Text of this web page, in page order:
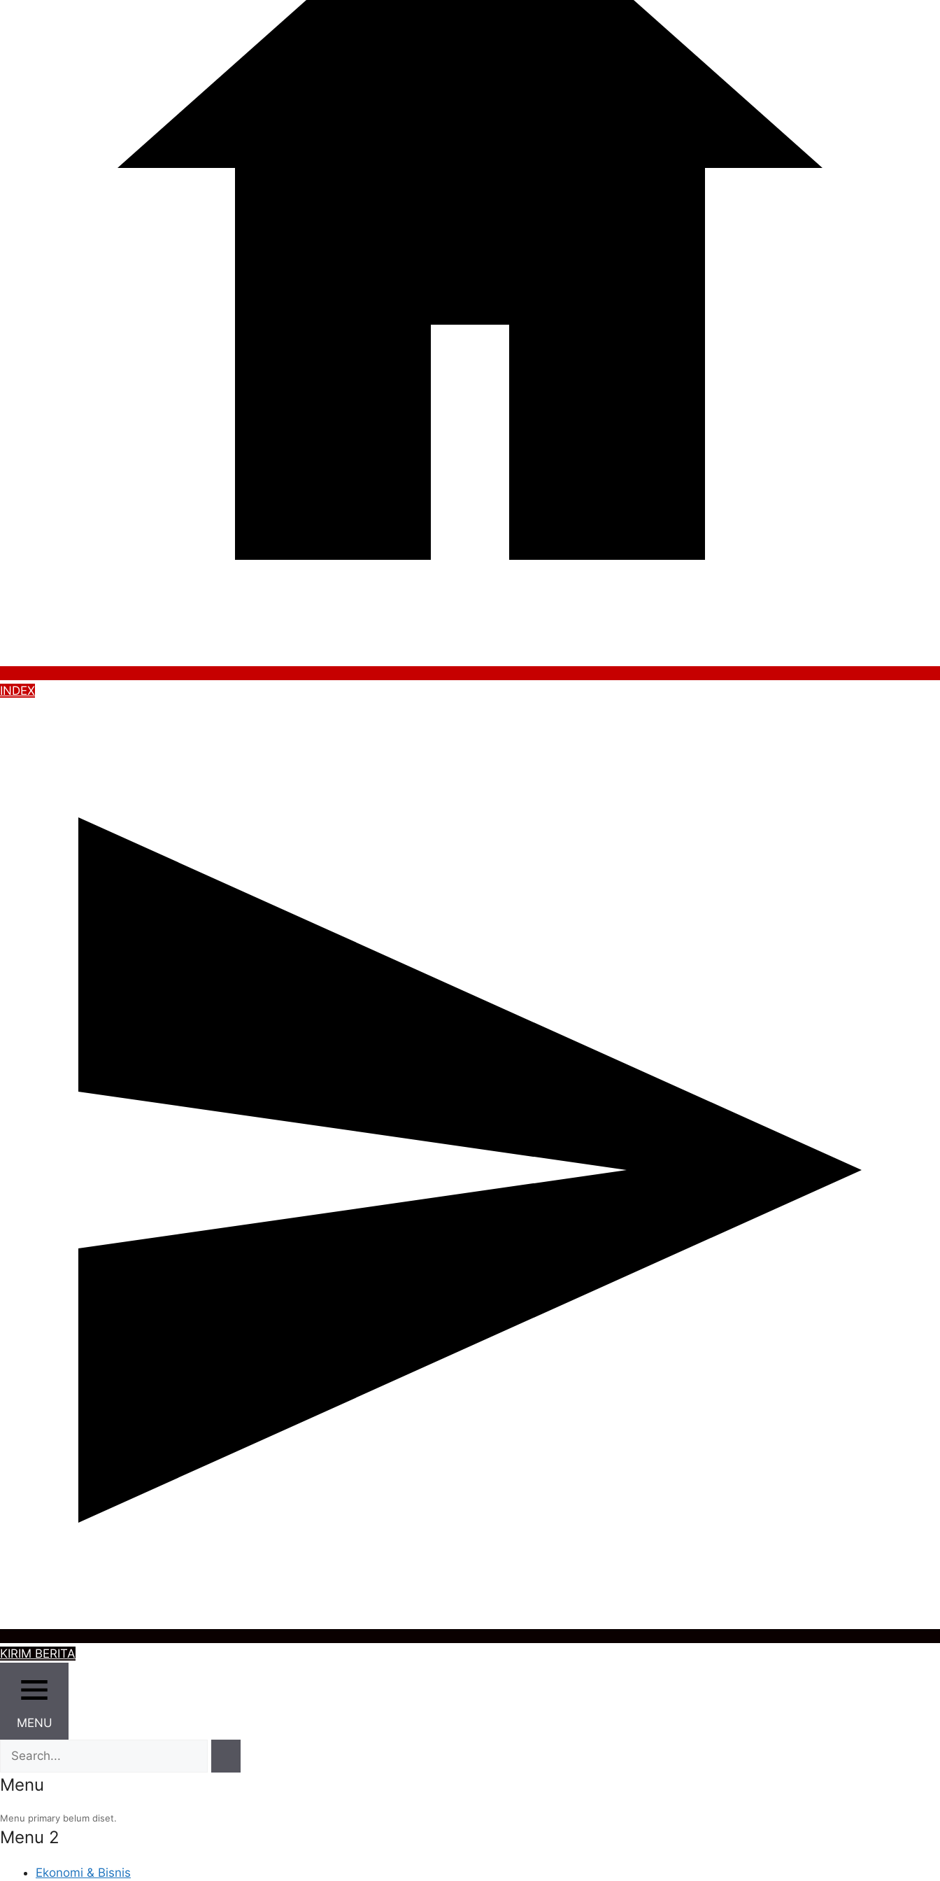
INDEX
KIRIM BERITA
MENU
Menu
Menu primary belum diset.
Menu 2
Ekonomi & Bisnis